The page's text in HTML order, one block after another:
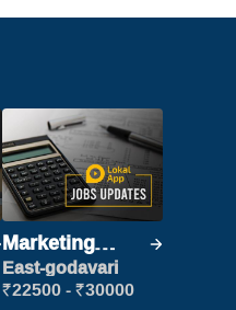
Marketing
Executive
East-godavari
₹22500 - ₹30000